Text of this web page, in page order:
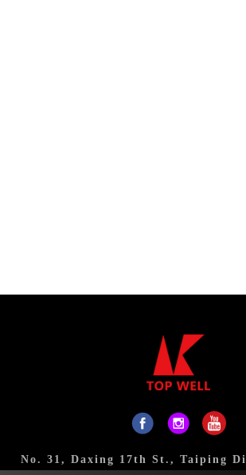
No. 31, Daxing 17th St., Taiping